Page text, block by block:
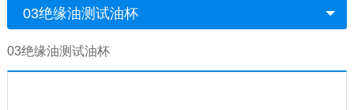
03绝缘油测试油杯
03绝缘油测试油杯